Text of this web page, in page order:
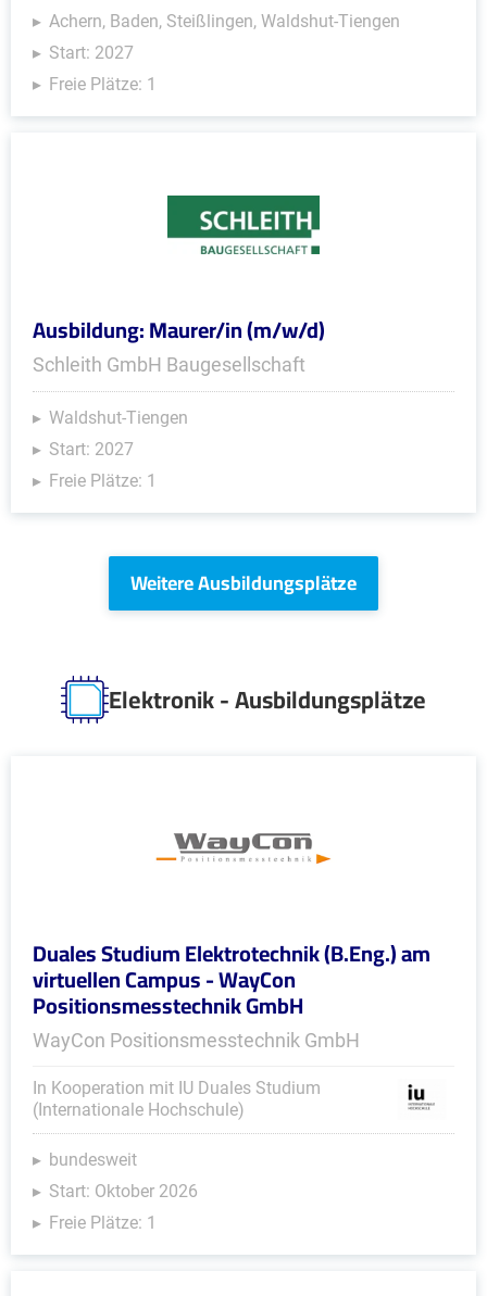
Achern, Baden, Steißlingen, Waldshut-Tiengen
Start: 2027
Freie Plätze: 1
Ausbildung: Maurer/in (m/w/d)
Schleith GmbH Baugesellschaft
Waldshut-Tiengen
Start: 2027
Freie Plätze: 1
Weitere Ausbildungsplätze
Elektronik - Ausbildungsplätze
Duales Studium Elektrotechnik (B.Eng.) am
virtuellen Campus - WayCon
Positionsmesstechnik GmbH
WayCon Positionsmesstechnik GmbH
In Kooperation mit IU Duales Studium
(Internationale Hochschule)
bundesweit
Start: Oktober 2026
Freie Plätze: 1